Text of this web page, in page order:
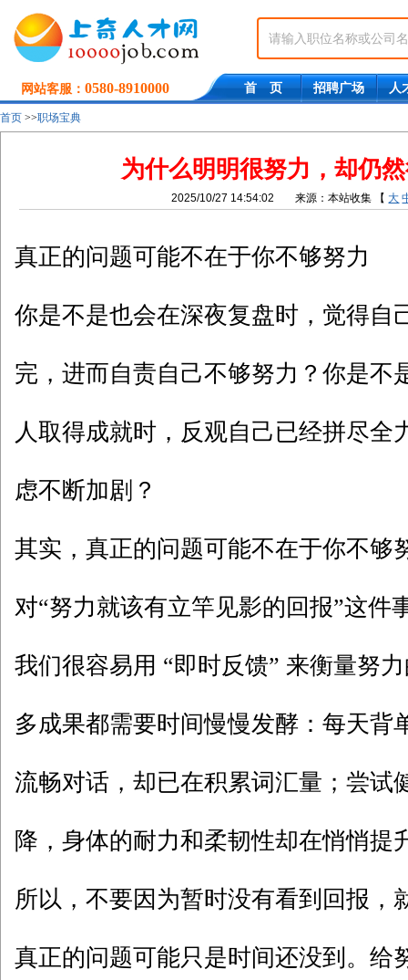
网站客服：0580-8910000 首 页 招聘广场 人
首页 >>职场宝典
为什么明明很努力，却仍
2025/10/27 14:54:02 来源：本站收集 【 大
真正的问题可能不在于你不够努力
你是不是也会在深夜复盘时，觉得自
完，进而自责自己不够努力？你是不
人取得成就时，反观自己已经拼尽全
虑不断加剧？
其实，真正的问题可能不在于你不够
对“努力就该有立竿见影的回报”这件
我们很容易用 “即时反馈” 来衡量努
多成果都需要时间慢慢发酵：每天背
流畅对话，却已在积累词汇量；尝试
降，身体的耐力和柔韧性却在悄悄提
所以，不要因为暂时没有看到回报，
真正的问题可能只是时间还没到。给